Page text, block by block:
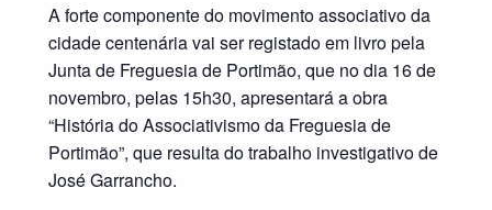
A forte componente do movimento associativo da
cidade centenária vai ser registado em livro pela
Junta de Freguesia de Portimão, que no dia 16 de
novembro, pelas 15h30, apresentará a obra
“História do Associativismo da Freguesia de
Portimão”, que resulta do trabalho investigativo de
José Garrancho.